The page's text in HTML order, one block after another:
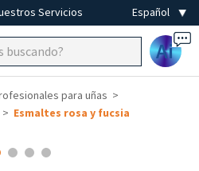
Servicios
Ai
para uñas
Esmaltes rosa y fucsia